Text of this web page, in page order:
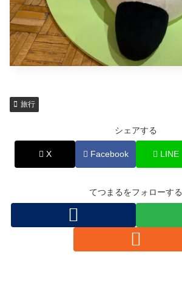
旅行
シェアする
X Facebook LINE
てつまるをフォローする